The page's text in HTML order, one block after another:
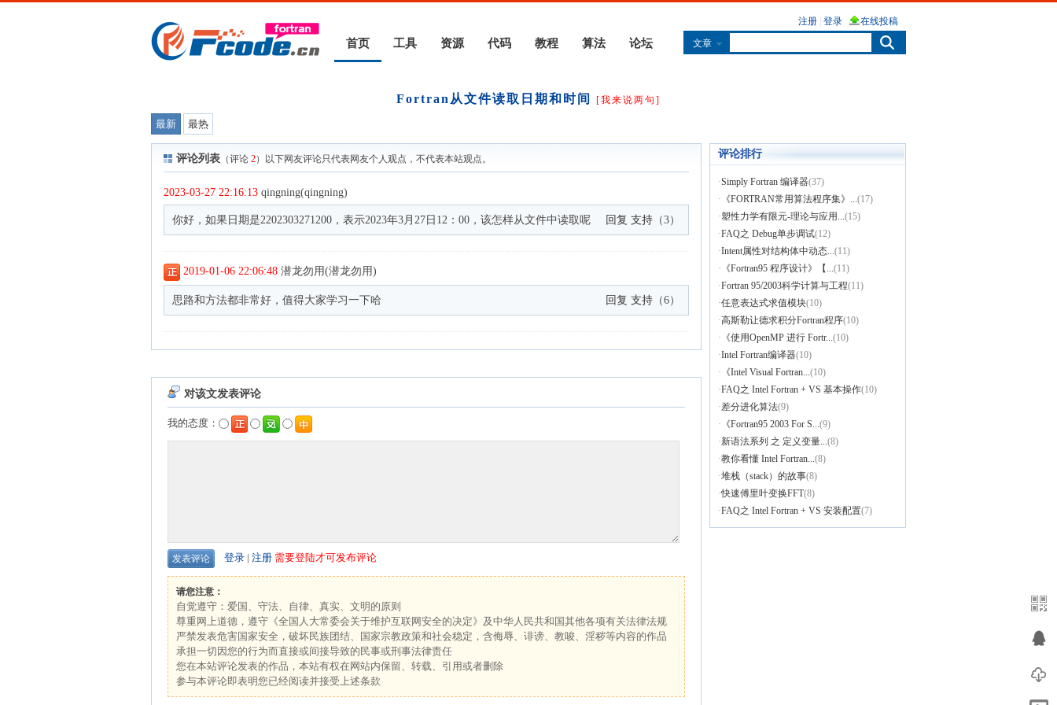
首页 工具 资源 代码 教程 算法 论坛 文章
Fortran从文件读取日期和时间 [我来说两句]
最新 最热
评论列表 （评论 2）以下网友评论只代表网友个人观点，不代表本站观点。
2023-03-27 22:16:13 qingning(qingning)
你好，如果日期是2202303271200，表示2023年3月27日12：00，该怎样从文件中读取呢 回复 支持 （3）
2019-01-06 22:06:48 潜龙勿用(潜龙勿用)
思路和方法都非常好，值得大家学习一下哈 回复 支持 （6）
对该文发表评论
我的态度：
登录 | 注册 需要登陆才可发布评论
请您注意：
自觉遵守：爱国、守法、自律、真实、文明的原则
尊重网上道德，遵守《全国人大常委会关于维护互联网安全的决定》及中华人民共和国其他各项有关法律法规
严禁发表危害国家安全，破坏民族团结、国家宗教政策和社会稳定，含侮辱、诽谤、教唆、淫秽等内容的作品
承担一切因您的行为而直接或间接导致的民事或刑事法律责任
您在本站评论发表的作品，本站有权在网站内保留、转载、引用或者删除
参与本评论即表明您已经阅读并接受上述条款
评论排行
·Simply Fortran 编译器(37)
· 《FORTRAN常用算法程序集》...(17)
·塑性力学有限元-理论与应用...(15)
·FAQ之 Debug单步调试(12)
·Intent属性对结构体中动态...(11)
· 《Fortran95 程序设计》【...(11)
·Fortran 95/2003科学计算与工程(11)
·任意表达式求值模块(10)
·高斯勒让德求积分Fortran程序(10)
· 《使用OpenMP 进行 Fortr...(10)
·Intel Fortran编译器(10)
· 《Intel Visual Fortran...(10)
·FAQ之 Intel Fortran + VS 基本操作(10)
·差分进化算法(9)
· 《Fortran95 2003 For S...(9)
·新语法系列 之 定义变量...(8)
·教你看懂 Intel Fortran...(8)
·堆栈（stack）的故事(8)
·快速傅里叶变换FFT(8)
·FAQ之 Intel Fortran + VS 安装配置(7)